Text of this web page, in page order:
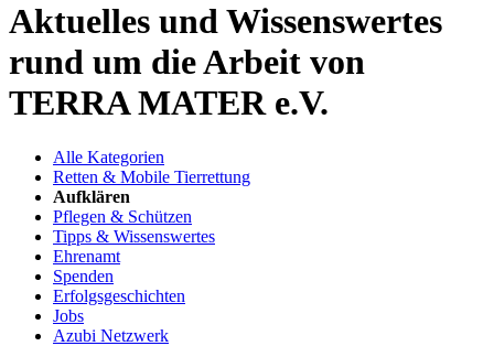
Aktuelles und Wissenswertes
rund um die Arbeit von
TERRA MATER e.V.
Alle Kategorien
Retten & Mobile Tierrettung
Aufklären
Pflegen & Schützen
Tipps & Wissenswertes
Ehrenamt
Spenden
Erfolgsgeschichten
Jobs
Azubi Netzwerk